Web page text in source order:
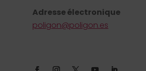
Adresse électronique
poligon@poligon.es